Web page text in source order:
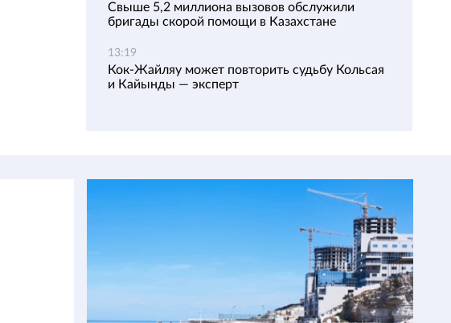
Свыше 5,2 миллиона вызовов обслужили
бригады скорой помощи в Казахстане
13:19
Кок-Жайляу может повторить судьбу Кольсая
и Кайынды — эксперт